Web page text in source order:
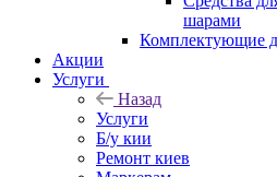
шарами
Комплектующие
Акции
Услуги
Назад
Услуги
Б/у кии
Ремонт киев